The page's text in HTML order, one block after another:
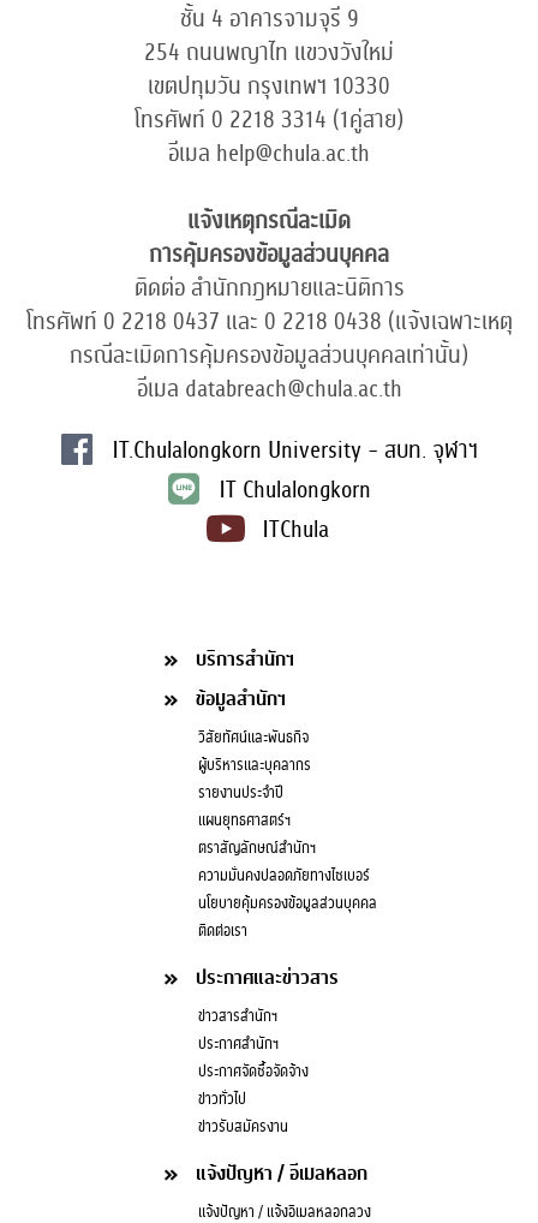
ชั้น 4 อาคารจามจุรี 9
254 ถนนพญาไท แขวงวังใหม่
เขตปทุมวัน กรุงเทพฯ 10330
โทรศัพท์ 0 2218 3314 (1คู่สาย)
อีเมล help@chula.ac.th
แจ้งเหตุกรณีละเมิด
การคุ้มครองข้อมูลส่วนบุคคล
ติดต่อ สำนักกฎหมายและนิติการ
โทรศัพท์ 0 2218 0437 และ 0 2218 0438 (แจ้งเฉพาะเหตุ
กรณีละเมิดการคุ้มครองข้อมูลส่วนบุคคลเท่านั้น)
อีเมล databreach@chula.ac.th
IT.Chulalongkorn University - สบท. จุฬาฯ
IT Chulalongkorn
ITChula
บริการสำนักฯ
ข้อมูลสำนักฯ
วิสัยทัศน์และพันธกิจ
ผู้บริหารและบุคลากร
รายงานประจำปี
แผนยุทธศาสตร์ฯ
ตราสัญลักษณ์สำนักฯ
ความมั่นคงปลอดภัยทางไซเบอร์
นโยบายคุ้มครองข้อมูลส่วนบุคคล
ติดต่อเรา
ประกาศและข่าวสาร
ข่าวสารสำนักฯ
ประกาศสำนักฯ
ประกาศจัดซื้อจัดจ้าง
ข่าวทั่วไป
ข่าวรับสมัครงาน
แจ้งปัญหา / อีเมลหลอก
แจ้งปัญหา / แจ้งอีเมลหลอกลวง